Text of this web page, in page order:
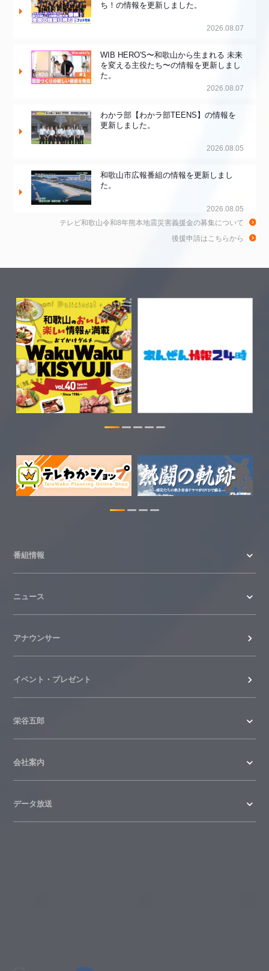
ち！の情報を更新しました。
2026.08.07
WIB HERO'S〜和歌山から生まれる 未来
を変える主役たち〜の情報を更新しまし
た。
2026.08.07
わかラ部【わかラ部TEENS】の情報を
更新しました。
2026.08.05
和歌山市広報番組の情報を更新しまし
た。
2026.08.05
和歌山de乾杯！の情報を更新しました。
2026.08.04
ちゃぶ台おかわりの情報を更新しまし
た。
WTV NEWS6【WAKAYAMA SDGs】の
情報を更新しました。
特別番組【8月】の情報を更新しました。
2026.07.28
わかやま医療ナビの情報を更新しまし
WTV NEWS6【ここ押し！】の情報を更
テレビ和歌山令和8年熊本地震災害義援金の募集について
後援申請はこちらから
番組情報
ニュース
アナウンサー
イベント・プレゼント
栄谷五郎
会社案内
データ放送